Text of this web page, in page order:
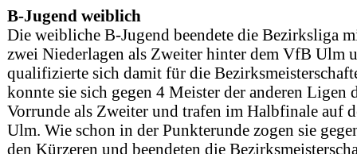
B-Jugend weiblich
Die weibliche B-Jugend beendete die Bezirksliga
zwei Niederlagen als Zweiter hinter dem VfB Ulm
qualifizierte sich damit für die
konnte sie sich gegen 4 Meister der anderen Ligen
Vorrunde als Zweiter und trafen im Halbfinale auf
Ulm. Wie schon in der Punkterunde zogen sie
den Kürzeren und beendeten die